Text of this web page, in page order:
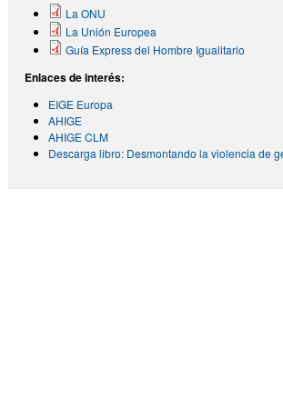
La ONU
La Unión Europea
Guía Express del Hombre Igualitario
Enlaces de interés:
EIGE Europa
AHIGE
AHIGE CLM
Descarga libro: Desmontando la violencia de